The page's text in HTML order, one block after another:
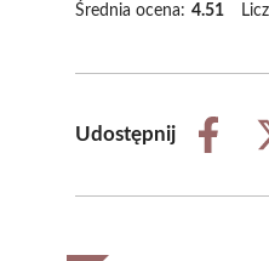
Średnia ocena: 4.51
Udostępnij
Share